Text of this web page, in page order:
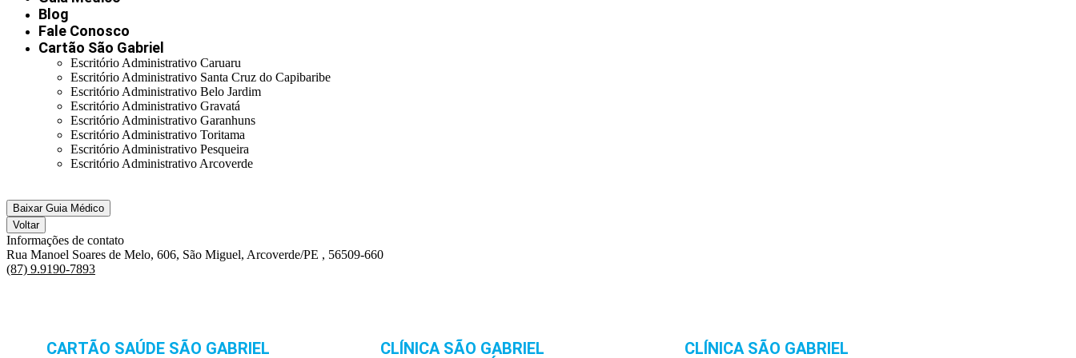
Blog
Fale Conosco
Cartão São Gabriel
Escritório Administrativo Caruaru
Escritório Administrativo Santa Cruz do Capibaribe
Escritório Administrativo Belo Jardim
Escritório Administrativo Gravatá
Escritório Administrativo Garanhuns
Escritório Administrativo Toritama
Escritório Administrativo Pesqueira
Escritório Administrativo Arcoverde
Baixar Guia Médico
Voltar
Informações de contato
Rua Manoel Soares de Melo, 606, São Miguel, Arcoverde/PE , 56509-660
(87) 9.9190-7893
CARTÃO SAÚDE SÃO GABRIEL
CLÍNICA SÃO GABRIEL
CLÍNICA SÃO GABRIEL